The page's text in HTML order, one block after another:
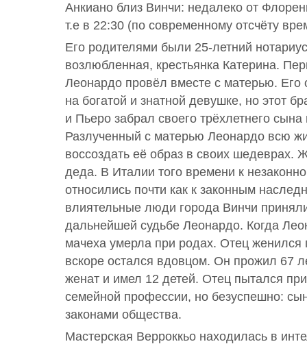
Анкиано близ Винчи: недалеко от
т.е в 22:30 (по современному отсчёту
Его родителями были 25-летний
возлюбленная, крестьянка Катерина.
Леонардо провёл вместе с матерью. Его
на богатой и знатной девушке, но этот
и Пьеро забрал своего трёхлетнего сына
Разлученный с матерью Леонардо всю
воссоздать её образ в своих шедеврах.
деда. В Италии того времени к
относились почти как к законным
влиятельные люди города Винчи
дальнейшей судьбе Леонардо. Когда
мачеха умерла при родах. Отец
вскоре остался вдовцом. Он прожил 67
женат и имел 12 детей. Отец пытался
семейной профессии, но безуспешно:
законами общества.
Мастерская Верроккьо находилась в